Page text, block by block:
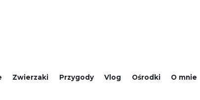
Zwierzaki Przygody Vlog Ośrodki O mnie